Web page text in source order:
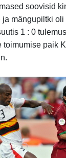
soovisid
ja mängupiltki
1 : 0
toimumise paik